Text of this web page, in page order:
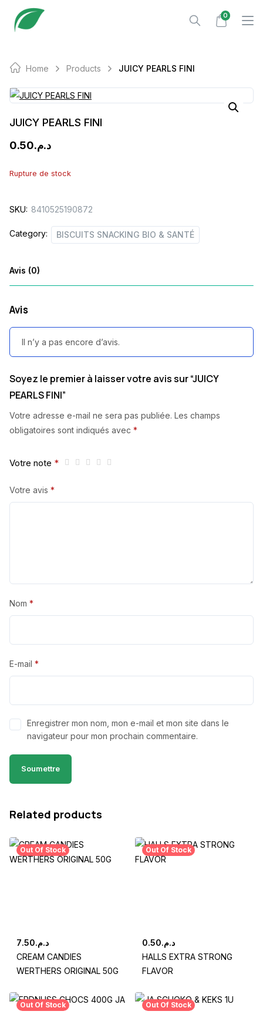
0
Home Products JUICY PEARLS FINI
JUICY PEARLS FINI
د.م.0.50
Rupture de stock
SKU: 8410525190872
Category: BISCUITS SNACKING BIO & SANTÉ
Avis (0)
Avis
Il n’y a pas encore d’avis.
Soyez le premier à laisser votre avis sur “JUICY
PEARLS FINI”
Votre adresse e-mail ne sera pas publiée. Les champs
obligatoires sont indiqués avec *
Votre note *
Votre avis *
Nom *
E-mail *
Enregistrer mon nom, mon e-mail et mon site dans le
navigateur pour mon prochain commentaire.
Related products
Out Of Stock
د.م.7.50
CREAM CANDIES
WERTHERS ORIGINAL 50G
Out Of Stock
د.م.0.50
HALLS EXTRA STRONG
FLAVOR
Out Of Stock Out Of Stock